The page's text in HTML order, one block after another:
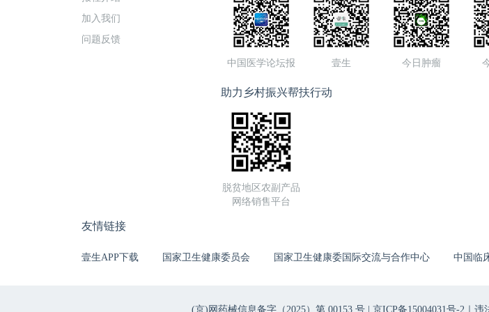
加入我们
问题反馈
中国医学论坛报 壹生 今日肿瘤
助力乡村振兴帮扶行动
脱贫地区农副产品
网络销售平台
友情链接
壹生APP下载 国家卫生健康委员会 国家卫生健康委国际交流与合作中心 中国临
(京)网药械信息备字（2025）第 00153 号 | 京ICP备15004031号-2 ｜